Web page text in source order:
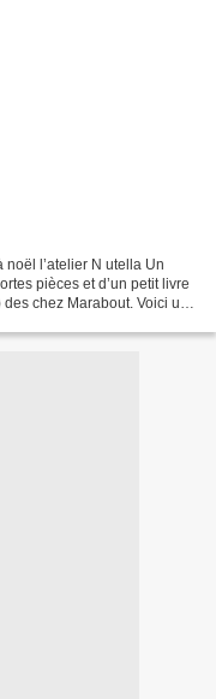
noël l’atelier N utella Un
pièces et d’un petit livre
chez Marabout. Voici une